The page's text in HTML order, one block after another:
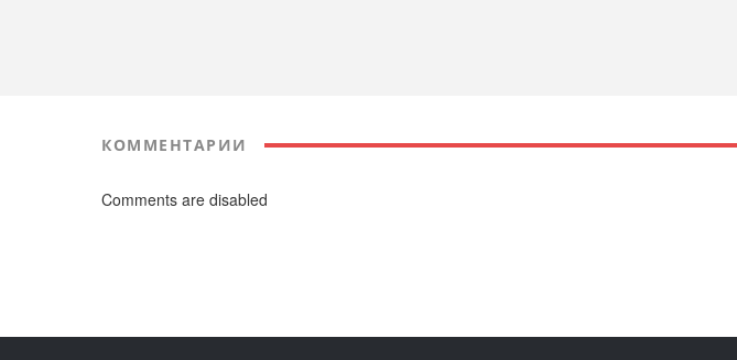
КОММЕНТАРИИ
Comments are disabled